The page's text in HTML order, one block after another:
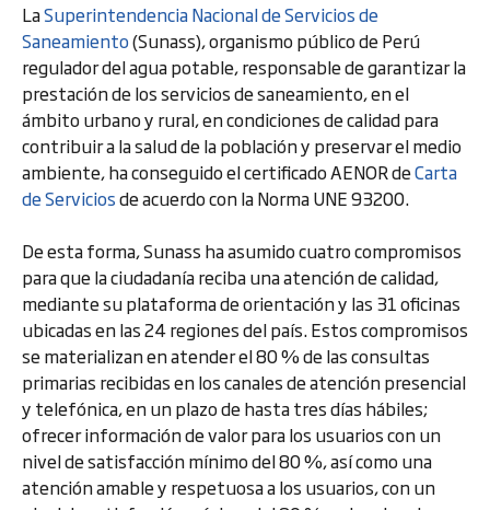
LaSuperintendencia Nacional de Servicios de
Saneamiento(Sunass), organismo público de Perú
regulador del agua potable, responsable de garantizar la
prestación de los servicios de saneamiento, en el
ámbito urbano y rural, en condiciones de calidad para
contribuir a la salud de la población y preservar el medio
ambiente, ha conseguido el certificado AENOR deCarta
de Serviciosde acuerdo con la Norma UNE 93200.
De esta forma, Sunass ha asumido cuatro compromisos
para que la ciudadanía reciba una atención de calidad,
mediante su plataforma de orientación y las 31 oficinas
ubicadas en las 24 regiones del país. Estos compromisos
se materializan en atender el 80 % de las consultas
primarias recibidas en los canales de atención presencial
y telefónica, en un plazo de hasta tres días hábiles;
ofrecer información de valor para los usuarios con un
nivel de satisfacción mínimo del 80 %, así como una
atención amable y respetuosa a los usuarios, con un